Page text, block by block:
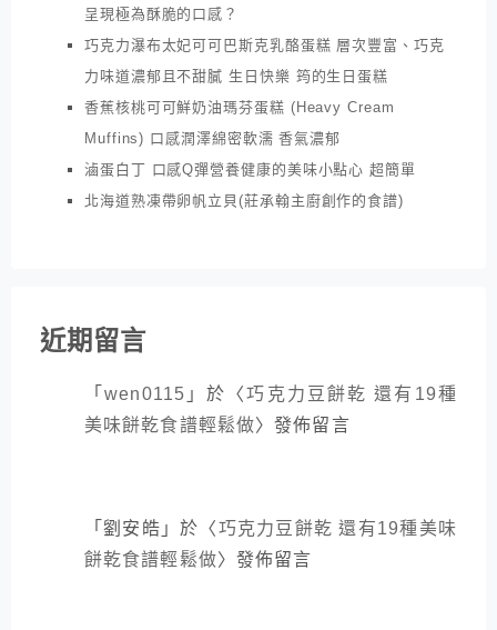
呈現極為酥脆的口感？
巧克力瀑布太妃可可巴斯克乳酪蛋糕 層次豐富、巧克
力味道濃郁且不甜膩 生日快樂 筠的生日蛋糕
香蕉核桃可可鮮奶油瑪芬蛋糕 (Heavy Cream
Muffins) 口感潤澤綿密軟濡 香氣濃郁
滷蛋白丁 口感Q彈營養健康的美味小點心 超簡單
北海道熟凍帶卵帆立貝(莊承翰主廚創作的食譜)
近期留言
「wen0115 」於〈巧克力豆餅乾 還有19種
美味餅乾食譜輕鬆做〉發佈留言
「劉安皓 」於〈巧克力豆餅乾 還有19種美味
餅乾食譜輕鬆做〉發佈留言